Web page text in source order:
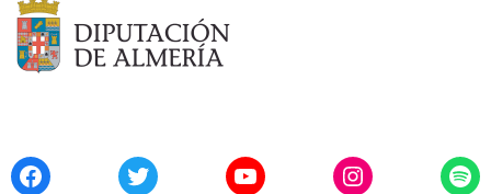
FacebookTwitter YouTubeInstagram